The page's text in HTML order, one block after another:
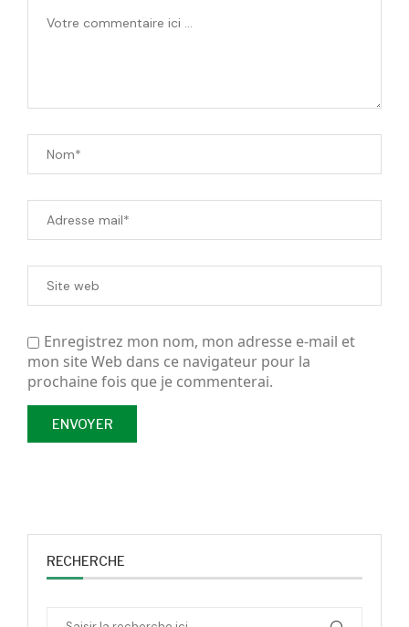
Enregistrez mon nom, mon adresse e-mail et
mon site Web dans ce navigateur pour la
prochaine fois que je commenterai.
RECHERCHE